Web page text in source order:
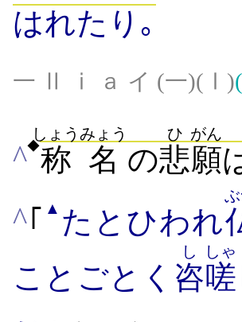
はれたり｡
一 Ⅱ ⅰ ａ イ (一)(Ⅰ)
^◆称名
しょうみょう
の悲
ひ
願
がん
^｢ ▲ たとひわれ
ことごとく 咨
し
嗟
しゃ